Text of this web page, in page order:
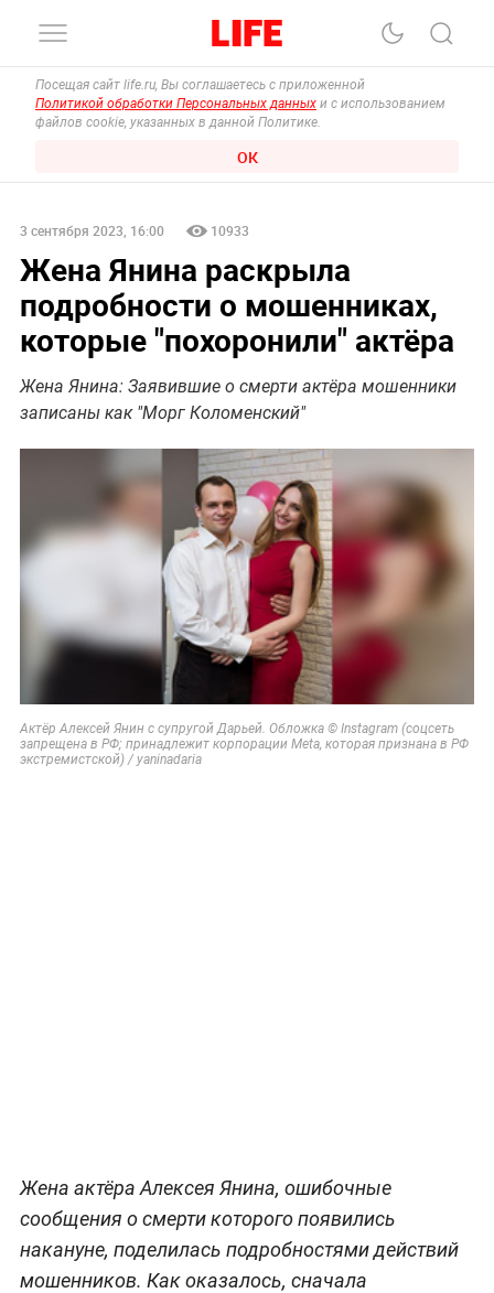
Посещая сайт life.ru, Вы соглашаетесь с приложенной
Политикой обработки Персональных данных и с использованием
файлов cookie, указанных в данной Политике.
ОК
3 сентября 2023, 16:00 10933
Жена Янина раскрыла
подробности о мошенниках,
которые "похоронили" актёра
Жена Янина: Заявившие о смерти актёра мошенники
записаны как "Морг Коломенский"
Актёр Алексей Янин с супругой Дарьей. Обложка © Instagram (соцсеть
запрещена в РФ; принадлежит корпорации Meta, которая признана в РФ
экстремистской) / yaninadaria
Жена актёра Алексея Янина, ошибочные
сообщения о смерти которого появились
накануне, поделилась подробностями действий
мошенников. Как оказалось, сначала